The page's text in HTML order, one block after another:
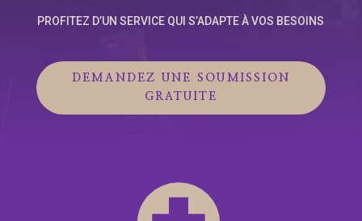
PROFITEZ D’UN SERVICE QUI S’ADAPTE À VOS BESOINS
DEMANDEZ UNE SOUMISSION
GRATUITE